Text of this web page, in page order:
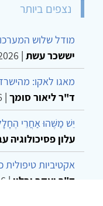
נצפים ביותר
מודל שלוש
יששכר עשת |
מאגו לאקו:
ד"ר ליאור סומך |
יֵשׁ מַשֶּׁהוּ אַחֲרֵי
עלון פסיכולוגיה
אקטיביות
ד"ר יעקב יבלון |